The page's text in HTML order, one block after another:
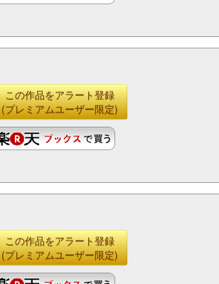
この作品をアラート登録
(プレミアムユーザー限定)
この作品をアラート登録
(プレミアムユーザー限定)